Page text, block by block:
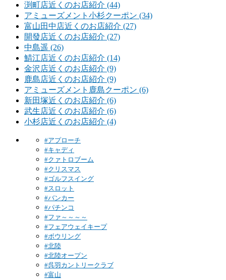
渕町店近くのお店紹介 (44)
アミューズメント小杉クーポン (34)
富山田中店近くのお店紹介 (27)
開發店近くのお店紹介 (27)
中島遥 (26)
鯖江店近くのお店紹介 (14)
金沢店近くのお店紹介 (9)
鹿島店近くのお店紹介 (9)
アミューズメント鹿島クーポン (6)
新田塚近くのお店紹介 (6)
武生店近くのお店紹介 (6)
小杉店近くのお店紹介 (4)
#アプローチ
#キャディ
#クァトロブーム
#クリスマス
#ゴルフスイング
#スロット
#バンカー
#パチンコ
#ファ～～～～
#フェアウェイキープ
#ボウリング
#北陸
#北陸オープン
#呉羽カントリークラブ
#富山